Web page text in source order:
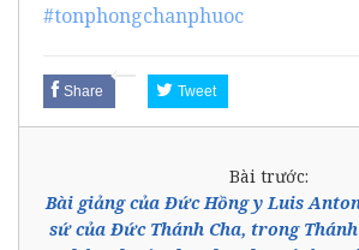
#tonphongchanphuoc
Share Tweet
Bài trước:
Bài giảng của Đức Hồng y Luis
sứ của Đức Thánh Cha, trong